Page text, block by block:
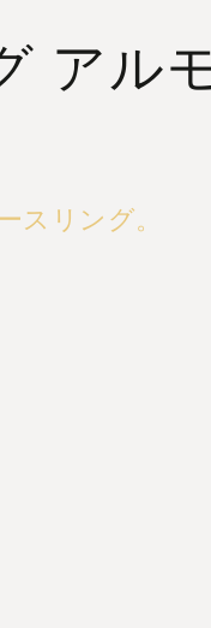
アル
スリング。